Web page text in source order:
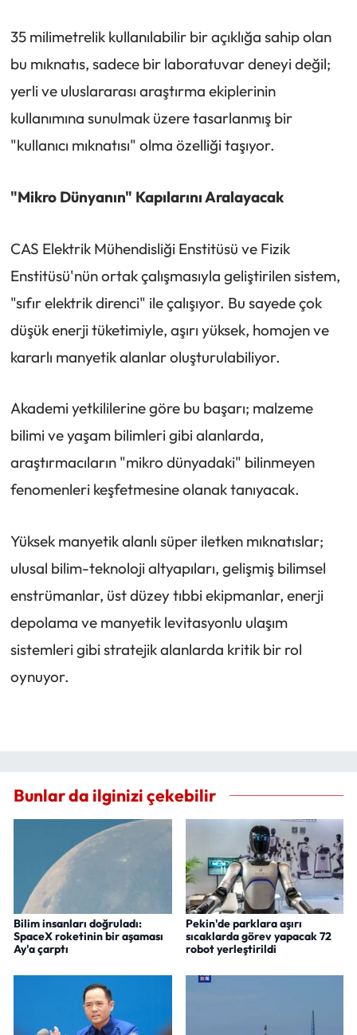
35 milimetrelik kullanılabilir bir açıklığa sahip olan
bu mıknatıs, sadece bir laboratuvar deneyi değil;
yerli ve uluslararası araştırma ekiplerinin
kullanımına sunulmak üzere tasarlanmış bir
"kullanıcı mıknatısı" olma özelliği taşıyor.
"Mikro Dünyanın" Kapılarını Aralayacak
CAS Elektrik Mühendisliği Enstitüsü ve Fizik
Enstitüsü'nün ortak çalışmasıyla geliştirilen sistem,
"sıfır elektrik direnci" ile çalışıyor. Bu sayede çok
düşük enerji tüketimiyle, aşırı yüksek, homojen ve
kararlı manyetik alanlar oluşturulabiliyor.
Akademi yetkililerine göre bu başarı; malzeme
bilimi ve yaşam bilimleri gibi alanlarda,
araştırmacıların "mikro dünyadaki" bilinmeyen
fenomenleri keşfetmesine olanak tanıyacak.
Yüksek manyetik alanlı süper iletken mıknatıslar;
ulusal bilim-teknoloji altyapıları, gelişmiş bilimsel
enstrümanlar, üst düzey tıbbi ekipmanlar, enerji
depolama ve manyetik levitasyonlu ulaşım
sistemleri gibi stratejik alanlarda kritik bir rol
oynuyor.
Bunlar da ilginizi çekebilir
Bilim insanları doğruladı:
SpaceX roketinin bir aşaması
Ay'a çarptı
Pekin'de parklara aşırı
sıcaklarda görev yapacak 72
robot yerleştirildi